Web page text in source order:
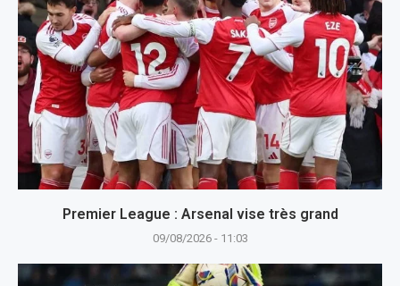
Premier League : Arsenal vise très grand
09/08/2026 - 11:03